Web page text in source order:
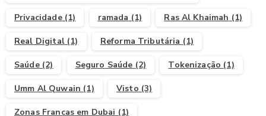
Privacidade(1) ramada (1) Ras Al Khaimah (1)
Real Digital(1) Reforma Tributária (1)
Saúde(2) Seguro Saúde (2) Tokenização (1)
Umm Al Quwain (1) Visto (3)
Zonas Francas em Dubai (1)